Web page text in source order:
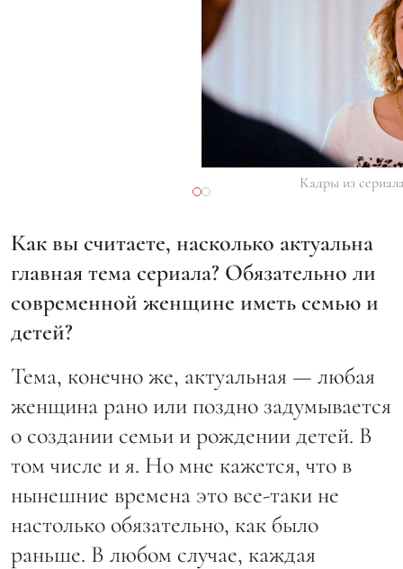
Кадры из
Как вы считаете, насколько актуальна
главная тема сериала? Обязательно ли
современной женщине иметь семью и
детей?
Тема, конечно же, актуальная — любая
женщина рано или поздно задумывается
о создании семьи и рождении детей. В
том числе и я. Но мне кажется, что в
нынешние времена это все-таки не
настолько обязательно, как было
раньше. В любом случае, каждая